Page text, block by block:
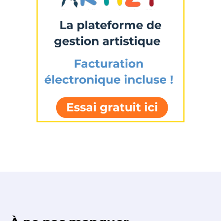
J'accepte lestermes et conditions
* Champ obligatoire